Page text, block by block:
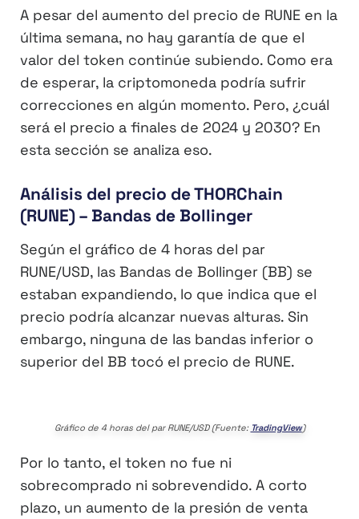
A pesar del aumento del precio de RUNE en la
última semana, no hay garantía de que el
valor del token continúe subiendo. Como era
de esperar, la criptomoneda podría sufrir
correcciones en algún momento. Pero, ¿cuál
será el precio a finales de 2024 y 2030? En
esta sección se analiza eso.
Análisis del precio de THORChain
(RUNE) – Bandas de Bollinger
Según el gráfico de 4 horas del par
RUNE/USD, las Bandas de Bollinger (BB) se
estaban expandiendo, lo que indica que el
precio podría alcanzar nuevas alturas. Sin
embargo, ninguna de las bandas inferior o
superior del BB tocó el precio de RUNE.
Gráfico de 4 horas del par RUNE/USD (Fuente: TradingView)
Por lo tanto, el token no fue ni
sobrecomprado ni sobrevendido. A corto
plazo, un aumento de la presión de venta